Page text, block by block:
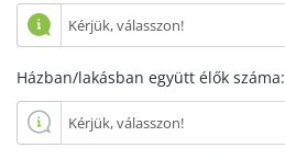
Házban/lakásban együtt élők száma: